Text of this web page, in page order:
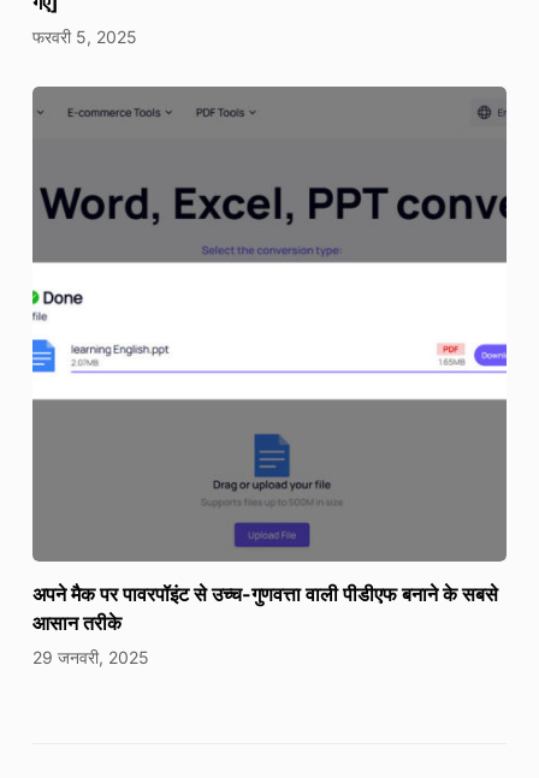
फरवरी 5, 2025
अपने मैक पर पावरपॉइंट से उच्च-गुणवत्ता वाली पीडीएफ बनाने के सबसे
आसान तरीके
29 जनवरी, 2025